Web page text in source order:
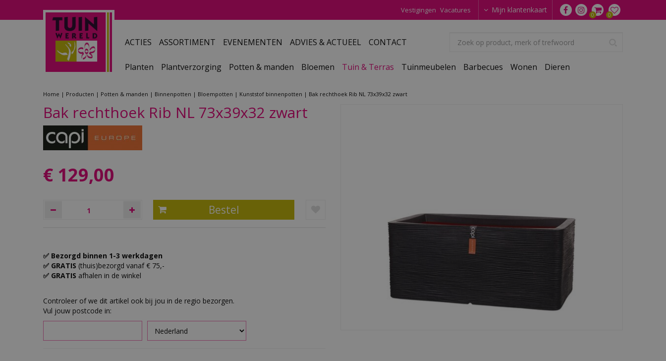
Home Producten Potten & manden Binnenpotten Bloempotten Kunststof binnenpotten Bak rechthoek Rib NL 73x39x32 zwart
Vestigingen Vacatures Mijn klantenkaart
ACTIES ASSORTIMENT EVENEMENTEN ADVIES & ACTUEEL CONTACT
Planten Plantverzorging Potten & manden Bloemen Tuin & Terras Tuinmeubelen Barbecues Wonen Dieren
Bak rechthoek Rib NL 73x39x32 zwart
€ 129,00
✅ Bezorgd binnen 1-3 werkdagen
✅ GRATIS (thuis)bezorgd vanaf € 75,-
✅ GRATIS afhalen in de winkel
Controleer of we dit artikel ook bij jou in de regio bezorgen.
Vul jouw postcode in: